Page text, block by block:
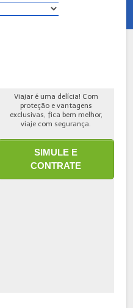
Viajar é uma delícia! Com
proteção e vantagens
exclusivas, fica bem melhor,
viaje com segurança.
SIMULE E
CONTRATE